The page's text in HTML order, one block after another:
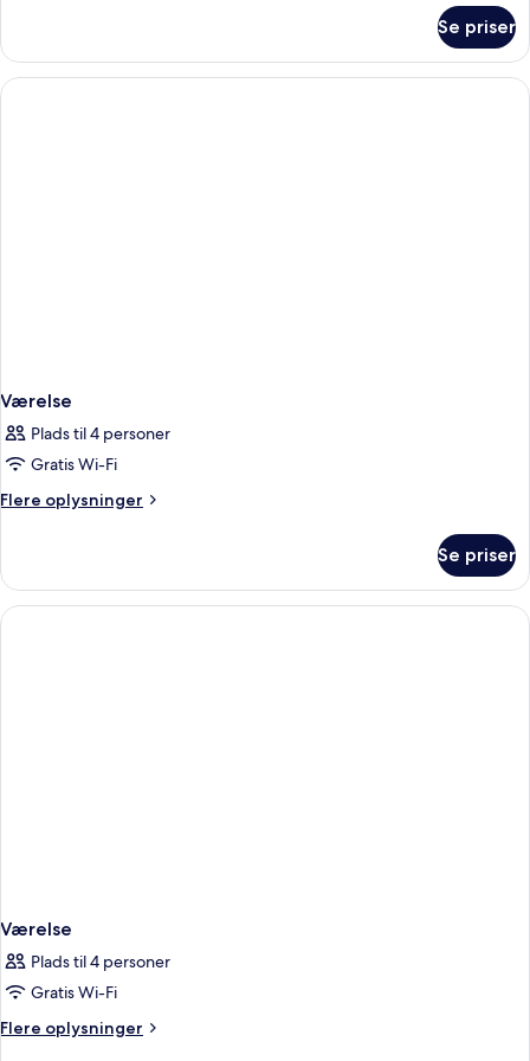
Se priser
Værelse
Plads til 4 personer
Gratis Wi-Fi
Flere oplysninger
Flere
Se priser
Værelse
Plads til 4 personer
Gratis Wi-Fi
Flere oplysninger
Flere